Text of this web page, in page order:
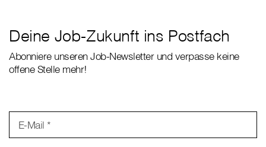
Deine Job-Zukunft ins Postfach
Abonniere unseren Job-Newsletter und verpasse keine
offene Stelle mehr!
E-Mail *